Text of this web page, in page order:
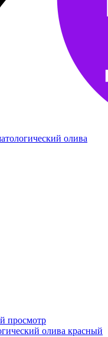
олива
просмотр
олива красный